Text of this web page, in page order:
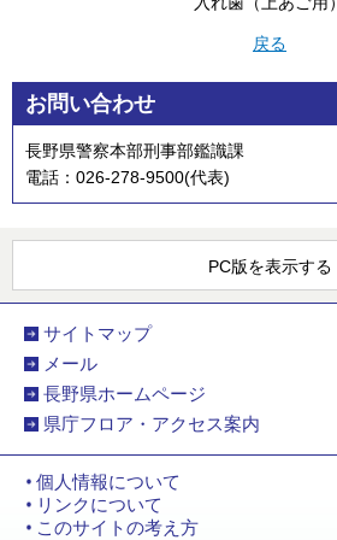
戻る
お問い合わせ
長野県警察本部刑事部鑑識課
電話：026-278-9500(代表)
PC版を表示する
サイトマップ
メール
長野県ホームページ
県庁フロア・アクセス案内
個人情報について
リンクについて
このサイトの考え方